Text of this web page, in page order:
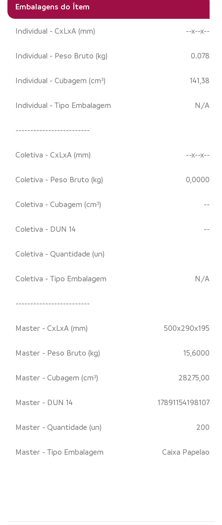
Embalagens do Ítem
Individual - CxLxA (mm) --x--x--
Individual - Peso Bruto (kg) 0.078
Individual - Cubagem (cm³) 141,38
Individual - Tipo Embalagem N/A
-------------------------
Coletiva - CxLxA (mm) --x--x--
Coletiva - Peso Bruto (kg) 0,0000
Coletiva - Cubagem (cm³) --
Coletiva - DUN 14 --
Coletiva - Quantidade (un)
Coletiva - Tipo Embalagem N/A
-------------------------
Master - CxLxA (mm) 500x290x195
Master - Peso Bruto (kg) 15,6000
Master - Cubagem (cm³) 28275,00
Master - DUN 14 17891154198107
Master - Quantidade (un) 200
Master - Tipo Embalagem Caixa Papelao